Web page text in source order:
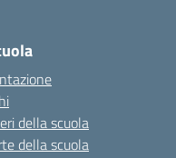
della scuola
della scuola